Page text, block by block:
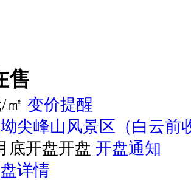
售
㎡ 变价提醒
尖峰山风景区（白云前
底开盘开盘 开盘通知
详情